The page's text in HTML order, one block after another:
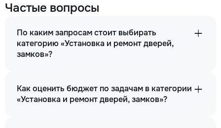
Частые вопросы
По каким запросам стоит выбирать
категорию «Установка и ремонт дверей,
замков»?
Как оценить бюджет по задачам в категории
«Установка и ремонт дверей, замков»?